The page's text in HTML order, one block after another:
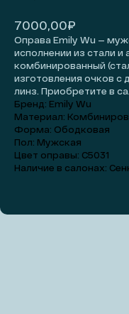
7000,00₽
Оправа Emily Wu —
исполнении из стали и
комбинированный
изготовления очков
линз. Приобретите в
Бренд: Emily Wu
Материал:
Форма: Ободковая
Пол: Мужская
Цвет оправы: C5031
Наличие в салонах: